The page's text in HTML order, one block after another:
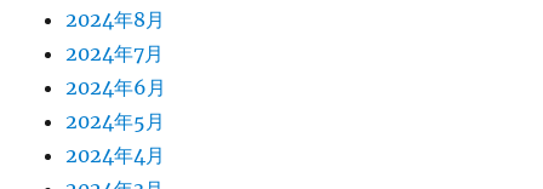
2024年8月
2024年7月
2024年6月
2024年5月
2024年4月